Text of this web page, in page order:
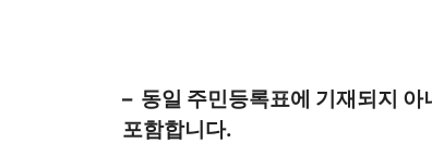
– 동일 주민등록표에 기재되지
포함합니다.